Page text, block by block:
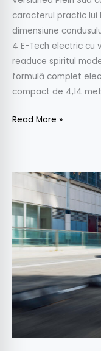
caracterul practic lui
dimensiune
4 E-Tech electric cu
readuce spiritul
formulă complet
compact de 4,14
Read More »
Cupra
Raval
VZ